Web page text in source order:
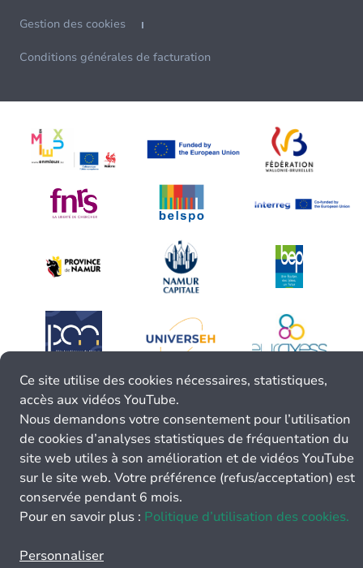
Gestion des cookies
Conditions générales de facturation
Ce site utilise des cookies nécessaires, statistiques,
accès aux vidéos YouTube.
Nous demandons votre consentement pour l’utilisation
de cookies d’analyses statistiques de fréquentation du
site web utiles à son amélioration et de vidéos YouTube
sur le site web. Votre préférence (refus/acceptation) est
conservée pendant 6 mois.
Pour en savoir plus : Politique d’utilisation des cookies.
Personnaliser